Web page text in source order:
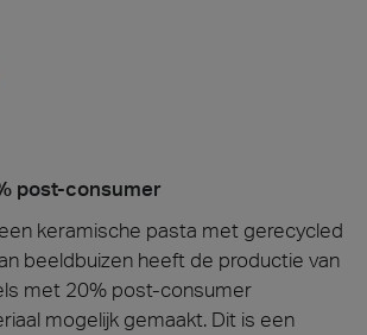
post-consumer
keramische pasta met gerecycled
beeldbuizen heeft de productie van
met 20% post-consumer
mogelijk gemaakt. Dit is een